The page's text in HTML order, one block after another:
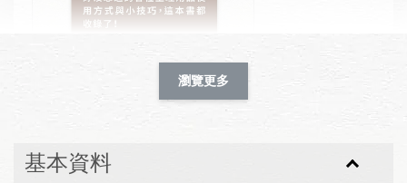
HK$ 80.00 HKD
瀏覽更多
基本資料